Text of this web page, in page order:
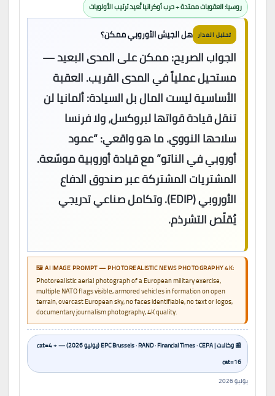
روسيا: العقوبات ممتدة + حرب أوكرانيا تُعيد ترتيب الأولويات
تحليل المدار هل الجيش الأوروبي ممكن؟
الجواب الصريح: ممكن على المدى البعيد —
مستحيل عملياً في المدى القريب. العقبة
الأساسية ليست المال بل السيادة: ألمانيا لن
تنقل قيادة قواتها لبروكسل، ولا فرنسا
سلاحها النووي. ما هو واقعي: “عمود
أوروبي في الناتو” مع قيادة أوروبية موسّعة.
المشتريات المشتركة عبر صندوق الدفاع
الأوروبي (EDIP). وتكامل صناعي تدريجي
يُقلّص التشرذم.
🖼️ AI IMAGE PROMPT — PHOTOREALISTIC NEWS PHOTOGRAPHY 4K:
Photorealistic aerial photograph of a European military exercise,
multiple NATO flags visible, armored vehicles in formation on open
terrain, overcast European sky, no faces identifiable, no text or logos,
documentary journalism photography, 4K quality.
📰 وكالات | EPC Brussels · RAND · Financial Times · CEPA (يوليو 2026) — cat=4 +
cat=16
يوليو 2026